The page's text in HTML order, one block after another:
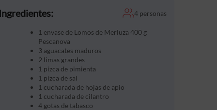
Ingredientes: 4 personas
1 envase de Lomos de Merluza 400 g
Pescanova
3 aguacates maduros
2 limas grandes
1 pizca de pimienta
1 pizca de sal
1 cucharada de hojas de apio
1 cucharada de cilantro
4 gotas de tabasco